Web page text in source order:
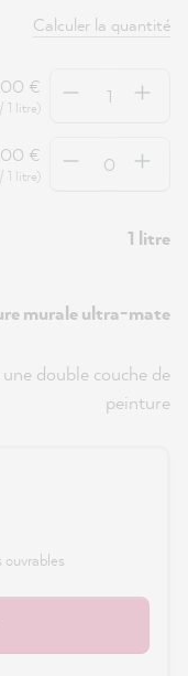
Calculer la quantité
€
litre)
€
1 litre)
1 litre
murale ultra-mate
double couche de
peinture
ouvrables